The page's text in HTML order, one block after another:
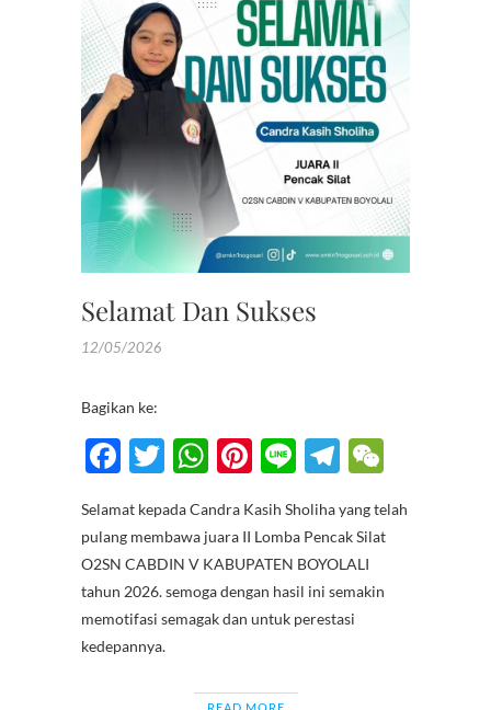
Selamat Dan Sukses
12/05/2026
Bagikan ke:
F
e
b
o
o
k
T
itt
er
W
at
s
A
p
Pi
er
es
t
Li
e
T
e
gr
a
m
C
Selamat kepada Candra Kasih Sholiha yang telah
pulang membawa juara II Lomba Pencak Silat
O2SN CABDIN V KABUPATEN BOYOLALI
tahun 2026. semoga dengan hasil ini semakin
memotifasi semagak dan untuk perestasi
kedepannya.